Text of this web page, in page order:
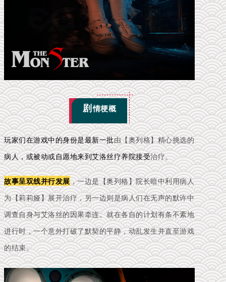
剧情梗概
玩家们在游戏中的身份是最新一批由【奥列格】精心挑选的
病人，或被动或自愿地来到艾洛丝疗养院接受治疗。
故事呈双线并行发展，一边是【奥列格】院长暗中利用病人
为【莉莉娅】展开治疗，另一边则是病人们在无声的默许中
调查自身与艾洛丝的因果牵连。就在各自的计划有条不紊地
进行时，一个意外打破了默契的平静，动乱发生并直至游戏
的结束。